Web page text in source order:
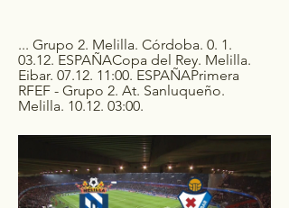
... Grupo 2. Melilla. Córdoba. 0. 1.
03.12. ESPAÑACopa del Rey. Melilla.
Eibar. 07.12. 11:00. ESPAÑAPrimera
RFEF - Grupo 2. At. Sanluqueño.
Melilla. 10.12. 03:00.